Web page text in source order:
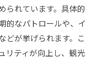
られています。具体的
的なパトロールや、イ
どが挙げられます。こ
リティが向上し、観光